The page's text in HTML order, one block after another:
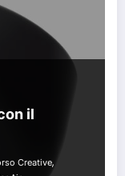
il
Creative,